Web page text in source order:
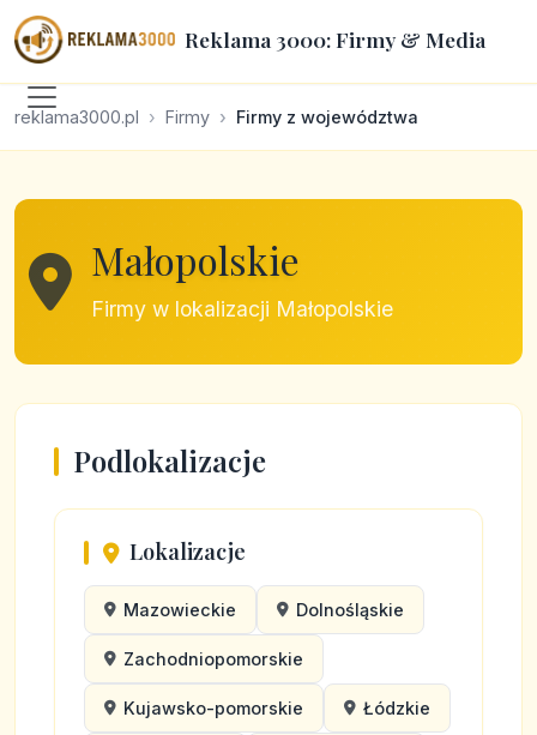
Reklama 3000: Firmy & Media
reklama3000.pl Firmy Firmy z województwa
Małopolskie
Firmy w lokalizacji Małopolskie
Podlokalizacje
Lokalizacje
Mazowieckie Dolnośląskie
Zachodniopomorskie
Kujawsko-pomorskie Łódzkie